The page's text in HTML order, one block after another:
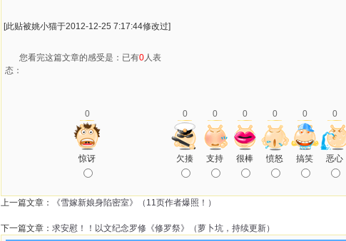
[此贴被姚小猫于2012-12-25 7:17:44修改过]
您看完这篇文章的感受是：已有0人表
态：
0 0 0 0 0 0 0
惊讶 欠揍 支持 很棒 愤怒 搞笑 恶心
上一篇文章： 《雪嫁新娘身陷密室》（11页作者爆照！）
下一篇文章： 求安慰！！以文纪念罗修《修罗祭》（萝卜坑，持续更新）